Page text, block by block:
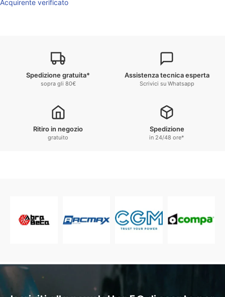
Acquirente verificato
Spedizione gratuita*
sopra gli 80€
Assistenza tecnica esperta
Scrivici su Whatsapp
Ritiro in negozio
gratuito
Spedizione
in 24/48 ore*